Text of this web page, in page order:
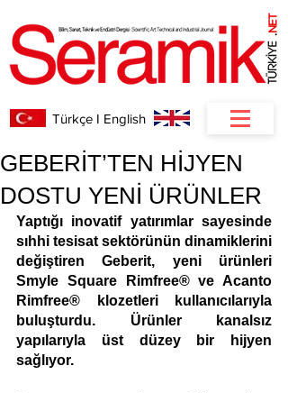
.
NET
Türkçe I English
GEBERİT’TEN HİJYEN
DOSTU YENİ ÜRÜNLER
Yaptığı inovatif yatırımlar sayesinde
sıhhi tesisat sektörünün dinamiklerini
değiştiren Geberit, yeni ürünleri
Smyle Square Rimfree® ve Acanto
Rimfree® klozetleri kullanıcılarıyla
buluşturdu. Ürünler kanalsız
yapılarıyla üst düzey bir hijyen
sağlıyor.